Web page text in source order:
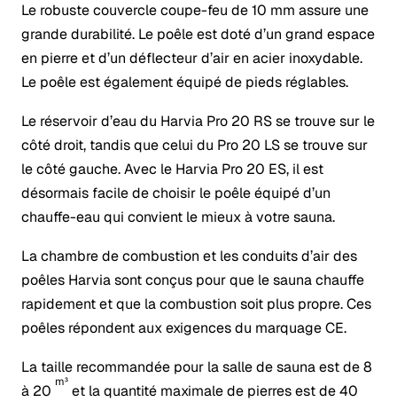
Le robuste couvercle coupe-feu de 10 mm assure une
grande durabilité. Le poêle est doté d’un grand espace
en pierre et d’un déflecteur d’air en acier inoxydable.
Le poêle est également équipé de pieds réglables.
Le réservoir d’eau du Harvia Pro 20 RS se trouve sur le
côté droit, tandis que celui du Pro 20 LS se trouve sur
le côté gauche. Avec le Harvia Pro 20 ES, il est
désormais facile de choisir le poêle équipé d’un
chauffe-eau qui convient le mieux à votre sauna.
La chambre de combustion et les conduits d’air des
poêles Harvia sont conçus pour que le sauna chauffe
rapidement et que la combustion soit plus propre. Ces
poêles répondent aux exigences du marquage CE.
La taille recommandée pour la salle de sauna est de 8
à 20
m³
et la quantité maximale de pierres est de 40